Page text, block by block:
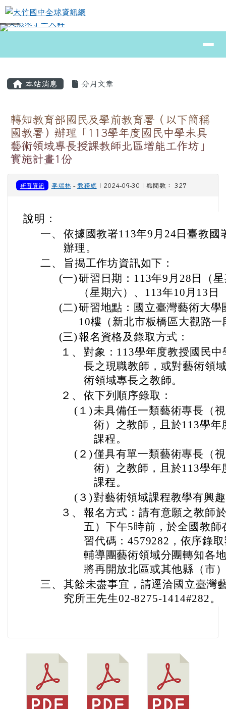
跳至主內容區
大竹國中全球資訊網
⏸
本站消息 分月文章
轉知教育部國民及學前教育署（以下簡稱
國教署）辦理「113學年度國民中學未具
藝術領域專長授課教師北區增能工作坊」
實施計畫1份
研習資訊 李瑞林- 教務處 | 2024-09-30 | 點閱數： 327
說明：
一、 依據國教署113年9月24日臺教國
辦理。
二、
旨揭工作坊資訊如下：
(一)研習日期：113年9月28日（
（星期六）、113年10月13
(二)研習地點：國立臺灣藝術大
10樓（新北市板橋區大觀路
(三)報名資格及錄取方式：
１、 對象：113學年度教授國民
長之現職教師，或對藝術領
術領域專長之教師。
２、 依下列順序錄取：
(１)未具備任一類藝術專長（
術）之教師，且於113學
課程。
(２)僅具有單一類藝術專長（
術）之教師，且於113學
課程。
(３)對藝術領域課程教學有興
３、 報名方式：請有意願之教師
五）下午5時前，於全國教
習代碼：4579282，依序錄
輔導團藝術領域分團轉知各
將再開放北區或其他縣（市
三、 其餘未盡事宜，請逕洽國立臺灣
究所王先生02-8275-1414#282。